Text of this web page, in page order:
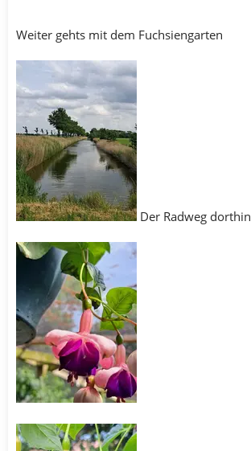
Weiter gehts mit dem Fuchsiengarten
Der Radweg dorthin